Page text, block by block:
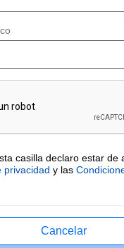
casilla declaro estar de
privacidad y las
Cancelar